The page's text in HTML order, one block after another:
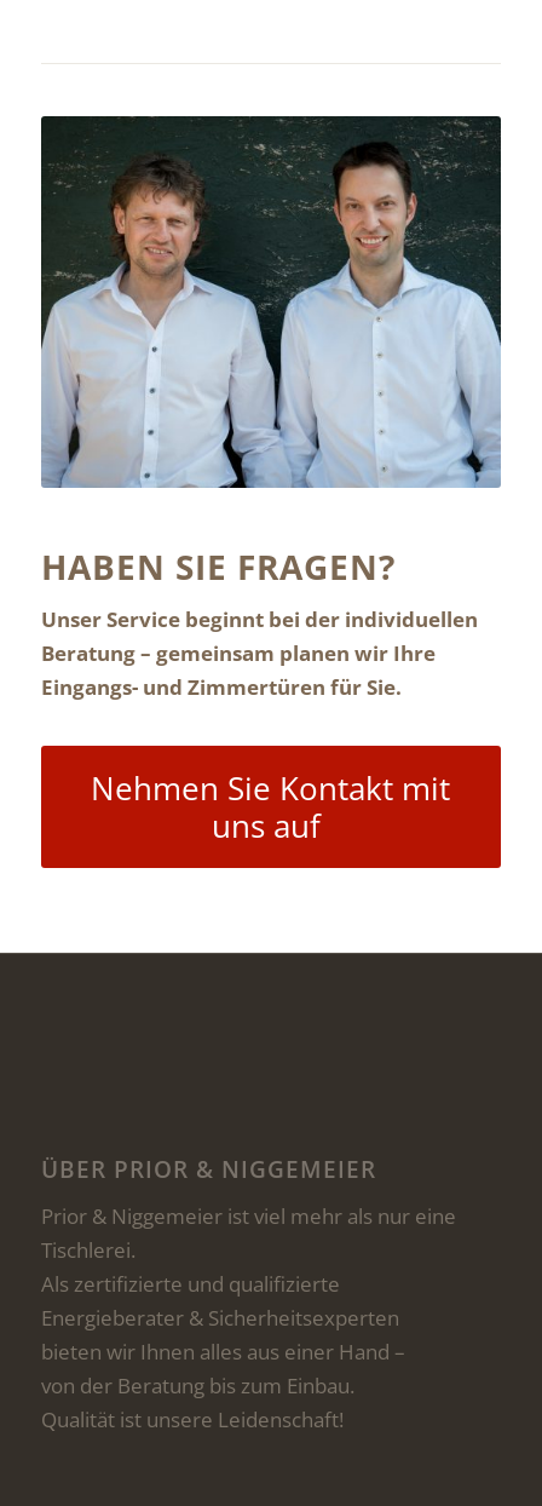
Andreas Prior
&
Reinhold Niggemeier
HABEN SIE FRAGEN?
Unser Service beginnt bei der individuellen
Beratung – gemeinsam planen wir Ihre
Eingangs- und Zimmertüren für Sie.
Nehmen Sie Kontakt mit
uns auf
ÜBER PRIOR & NIGGEMEIER
Prior & Niggemeier ist viel mehr als nur eine
Tischlerei.
Als zertifizierte und qualifizierte
Energieberater & Sicherheitsexperten
bieten wir Ihnen alles aus einer Hand –
von der Beratung bis zum Einbau.
Qualität ist unsere Leidenschaft!